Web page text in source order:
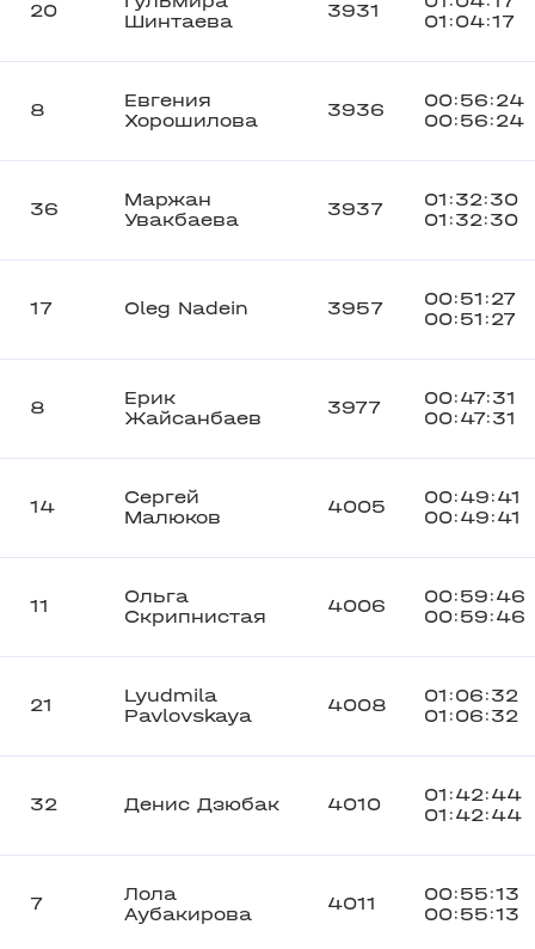
20
Шинтаева
3931
01:04:17
8
Евгения
Хорошилова
3936
00:56:24
00:56:24
36
Маржан
Увакбаева
3937
01:32:30
01:32:30
17 Oleg Nadein 3957
00:51:27
00:51:27
8
Ерик
Жайсанбаев
3977
00:47:31
00:47:31
14
Сергей
Малюков
4005
00:49:41
00:49:41
11
Ольга
Скрипнистая
4006
00:59:46
00:59:46
21
Lyudmila
Pavlovskaya
4008
01:06:32
01:06:32
32 Денис Дзюбак 4010
01:42:44
01:42:44
7
Лола
Аубакирова
4011
00:55:13
00:55:13